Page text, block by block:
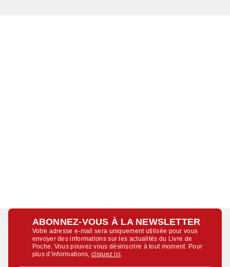
ABONNEZ-VOUS À LA NEWSLETTER
Votre adresse e-mail sera uniquement utilisée pour vous
envoyer des informations sur les actualités du Livre de
Poche. Vous pouvez vous désinscrire à tout moment. Pour
plus d’informations,cliquez ici